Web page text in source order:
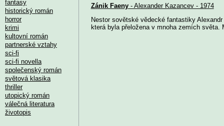
Zánik Faeny- Alexander Kazancev - 1974
Nestor sovětské vědecké fantastiky
která byla přeložena v mnoha zemích světa.
fantasy
historický román
horror
krimi
kultovní román
partnerské vztahy
sci-fi
sci-fi novella
společenský román
světová klasika
thriller
utopický román
válečná literatura
životopis